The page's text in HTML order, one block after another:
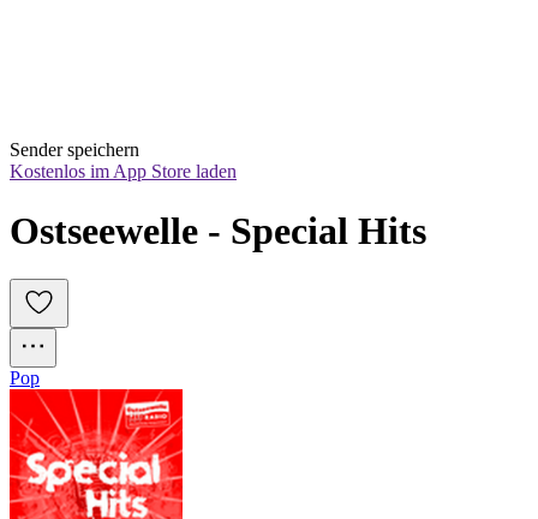
Sender speichern
Kostenlos im App Store laden
Ostseewelle - Special Hits
Pop